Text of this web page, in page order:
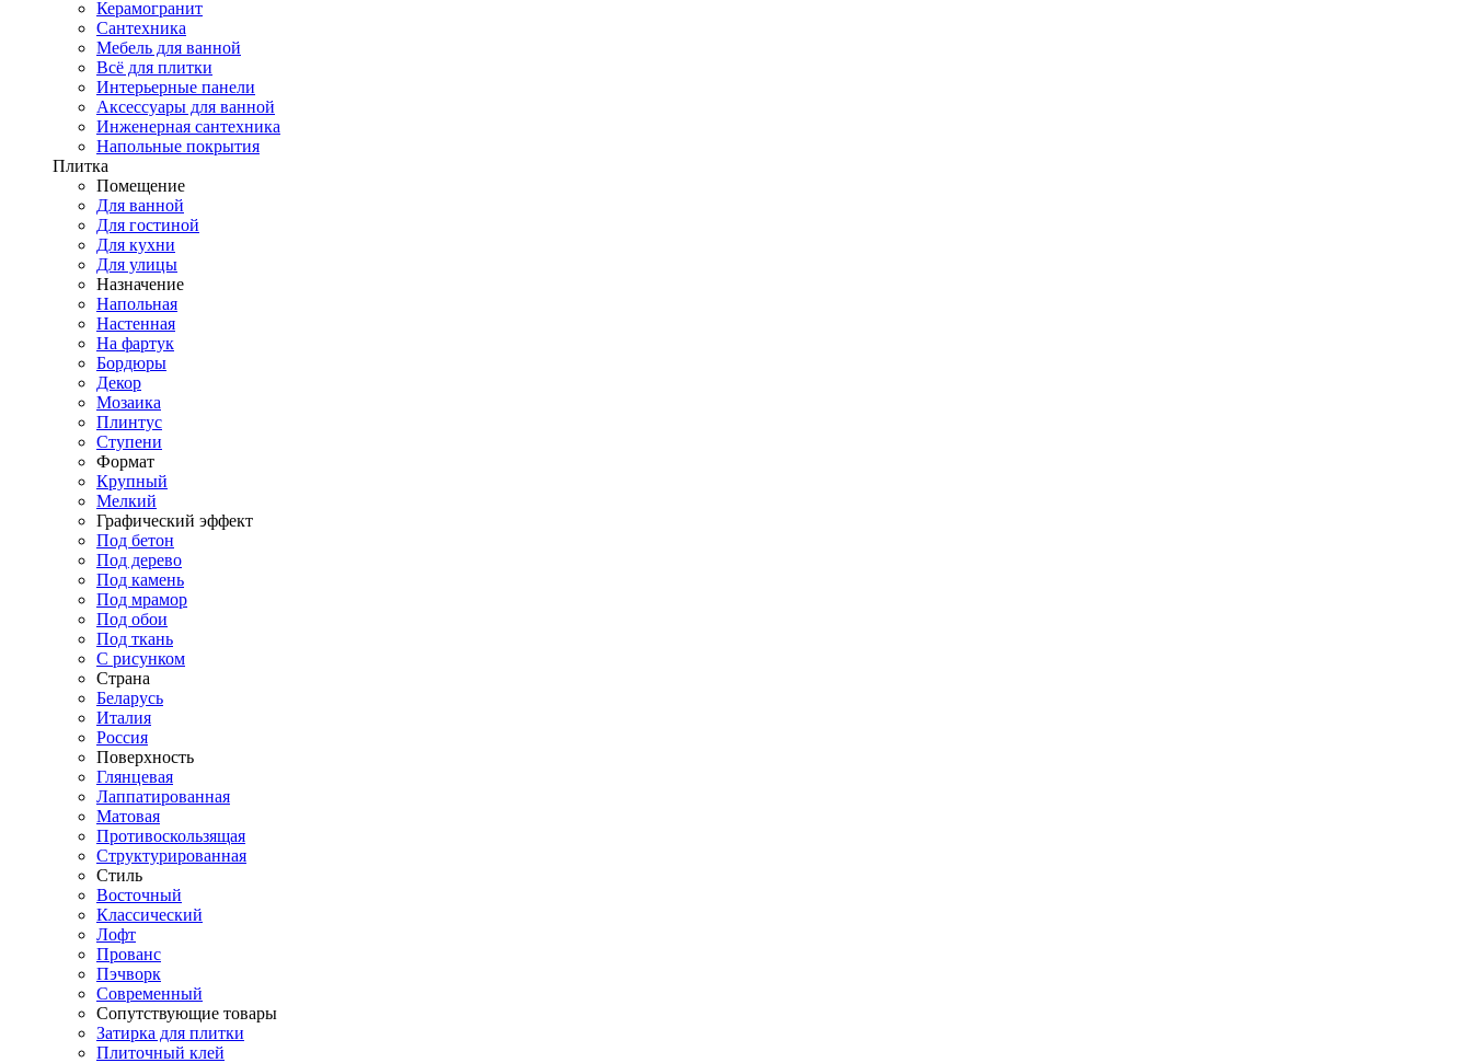
Керамогранит
Сантехника
Мебель для ванной
Всё для плитки
Интерьерные панели
Аксессуары для ванной
Инженерная сантехника
Напольные покрытия
Плитка
Помещение
Для ванной
Для гостиной
Для кухни
Для улицы
Назначение
Напольная
Настенная
На фартук
Бордюры
Декор
Мозаика
Плинтус
Ступени
Формат
Крупный
Мелкий
Графический эффект
Под бетон
Под дерево
Под камень
Под мрамор
Под обои
Под ткань
С рисунком
Страна
Беларусь
Италия
Россия
Поверхность
Глянцевая
Лаппатированная
Матовая
Противоскользящая
Структурированная
Стиль
Восточный
Классический
Лофт
Прованс
Пэчворк
Современный
Сопутствующие товары
Затирка для плитки
Плиточный клей